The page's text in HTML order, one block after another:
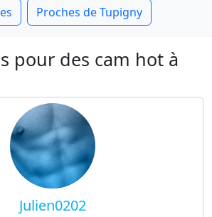
Proches de Tupigny
pour des cam hot à
Julien0202